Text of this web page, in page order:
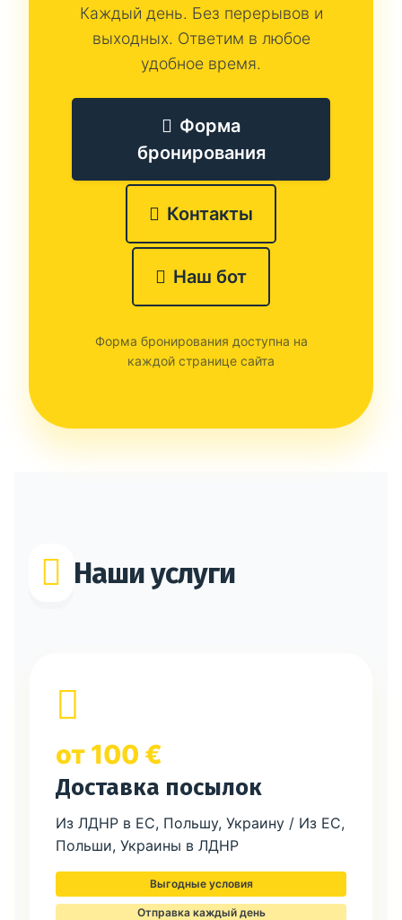
Каждый день. Без перерывов и
выходных. Ответим в любое
удобное время.
Форма
бронирования
Контакты
Наш бот
Форма бронирования доступна на
каждой странице сайта
Наши услуги
от 100 €
Доставка посылок
Из ЛДНР в ЕС, Польшу, Украину / Из ЕС,
Польши, Украины в ЛДНР
Выгодные условия
Отправка каждый день